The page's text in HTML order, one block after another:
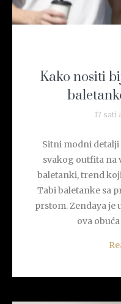
Kako nositi
17 sati
Sitni modni detalji
svakog outfita na
baletanki, trend
Tabi baletanke sa
prstom. Zendaya je
ova